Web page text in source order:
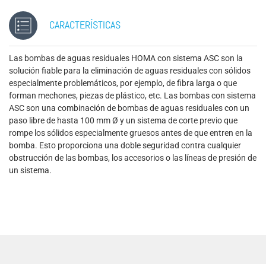
CARACTERÍSTICAS
Las bombas de aguas residuales HOMA con sistema ASC son la
solución fiable para la eliminación de aguas residuales con sólidos
especialmente problemáticos, por ejemplo, de fibra larga o que
forman mechones, piezas de plástico, etc. Las bombas con sistema
ASC son una combinación de bombas de aguas residuales con un
paso libre de hasta 100 mm Ø y un sistema de corte previo que
rompe los sólidos especialmente gruesos antes de que entren en la
bomba. Esto proporciona una doble seguridad contra cualquier
obstrucción de las bombas, los accesorios o las líneas de presión de
un sistema.